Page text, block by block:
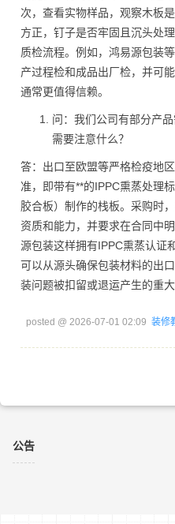
次，查看实物样品，观察木板
方正，钉子是否牢固且沉头处
质检流程。例如，鸿易源包装
产过程检和成品出厂检，并可
通常更值得信赖。
问：我们公司有部分产
需要注意什么？
答：出口至欧盟等严格检疫地
准，即带有**的IPPC熏蒸处理
胶合板）制作的栈板。采购时
资质和能力，并要求在合同中
源包装这样拥有IPPC熏蒸认证
可以从源头确保包装材料的出
装问题被扣留或退运产生的重大
posted @ 2026-07-01 02:09 装修
公告